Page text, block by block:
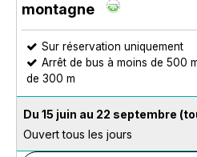
montagne
Sur réservation uniquement
Arrêt de bus à moins de 500
de 300 m
Du 15 juin au 22 septembre
Ouvert tous les jours